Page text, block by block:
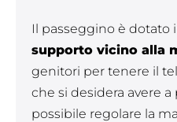
Il passeggino è dotato
supporto vicino alla
genitori per tenere il
che si desidera avere
possibile regolare la